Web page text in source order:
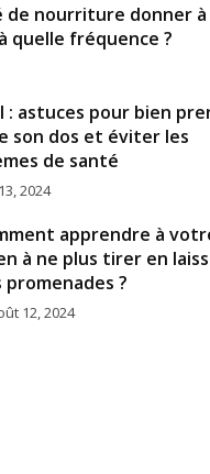
de nourriture donner à
quelle fréquence ?
: astuces pour bien
son dos et éviter les
de santé
2024
apprendre à
à ne plus tirer en
promenades ?
12, 2024